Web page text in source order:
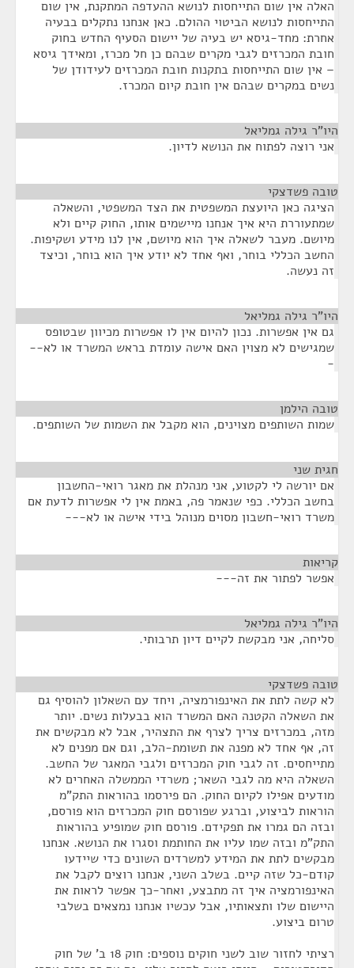
האלה אין שום התייחסות לנושא ההעדפה המתקנת, אין שום
התייחסות לנושא הביטוי ההולם. כאן אנחנו נתקלים בבעיה
אחרת: מחד-גיסא יש בעיה של יישום הסעיף החדש בחוק
חובת המכרזים לגבי מקרים שבהם כן חל מכרז, ומאידך גיסא
– אין שום התייחסות בתקנות חובת המכרזים לעידודן של
נשים במקרים שבהם אין חובת קיום המכרז.
היו"ר גילה גמליאל
אני רוצה לפתוח את הנושא לדיון.
טובה פשדצקי
הציגה כאן היועצת המשפטית את הצד המשפטי, והשאלה
שמתעוררת היא איך אנחנו מיישמים אותו, החוק קיים ולא
מיושם. מעבר לשאלה איך הוא מיושם, אין לנו מידע ושקיפות.
החשב הכללי בוחר, ואף אחד לא יודע איך הוא בוחר, וכיצד
זה נעשה.
היו"ר גילה גמליאל
גם אין אפשרות. נכון להיום אין לו אפשרות מכיוון שבטופס
שמגישים לא מצוין האם אישה עומדת בראש המשרד או לא--
-
טובה הילמן
שמות השותפים מצוינים, הוא מקבל את השמות של השותפים.
חגית שני
אם יורשה לי לקטוע, אני מנהלת את מאגר רואי-החשבון
בחשב הכללי. כפי שנאמר פה, באמת אין לי אפשרות לדעת אם
משרד רואי-חשבון מסוים מנוהל בידי אישה או לא---
קריאות
אפשר לפתור את זה---
היו"ר גילה גמליאל
סליחה, אני מבקשת לקיים דיון תרבותי.
טובה פשדצקי
לא קשה לתת את האינפורמציה, ויחד עם השאלון להוסיף גם
את השאלה הקטנה האם המשרד הוא בבעלות נשים. יותר
מזה, במכרזים צריך לצרף את התצהיר, אבל לא מבקשים את
זה, אף אחד לא מפנה את תשומת-הלב, וגם אם מפנים לא
מתייחסים. זה לגבי חוק המכרזים ולגבי המאגר של החשב.
השאלה היא מה לגבי השאר; משרדי הממשלה האחרים לא
מודעים אפילו לקיום החוק. הם פירסמו בהוראות התק"מ
הוראות לביצוע, וברגע שפורסם חוק המכרזים הוא פורסם,
ובזה הם גמרו את תפקידם. פורסם חוק שמופיע בהוראות
התק"מ ובזה שמו עליו את החותמת וסגרו את הנושא. אנחנו
מבקשים לתת את המידע למשרדים השונים כדי שיידעו
קודם-כל שזה קיים. בשלב השני, אנחנו רוצים לקבל את
האינפורמציה איך זה מתבצע, ואחר-כך אפשר לראות את
היישום שלו ותצאותיו, אבל עכשיו אנחנו נמצאים בשלבי
טרום ביצוע.
רציתי לחזור שוב לשני חוקים נוספים: חוק 18 ב' של חוק